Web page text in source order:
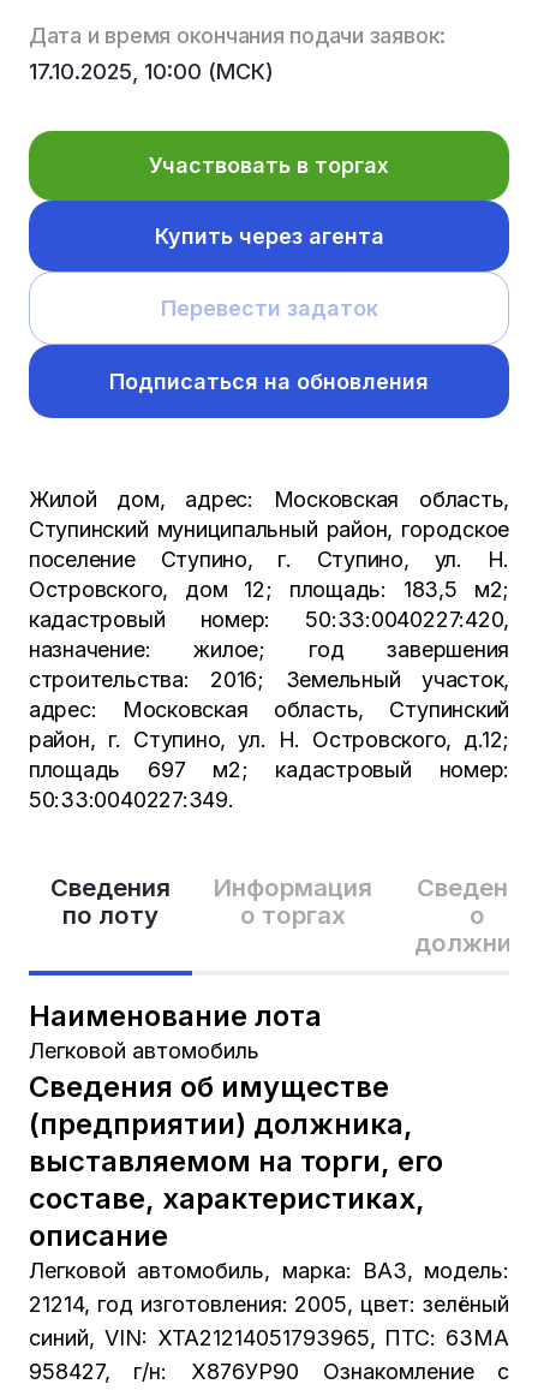
Сведения
по лоту
Информация
о торгах
Сведения
о
Наименование лота
Легковой автомобиль
Сведения об имуществе
(предприятии) должника,
выставляемом на торги, его
составе, характеристиках,
описание
Легковой автомобиль, марка: ВАЗ, модель:
21214, год изготовления: 2005, цвет: зелёный
синий, VIN: ХТА21214051793965, ПТС: 63МА
958427, г/н: Х876УР90 Ознакомление с
Дата и время окончания подачи заявок:
17.10.2025, 10:00 (МСК)
Участвовать в торгах
Купить через агента
Перевести задаток
Подписаться на обновления
Жилой дом, адрес: Московская область,
Ступинский муниципальный район, городское
поселение Ступино, г. Ступино, ул. Н.
Островского, дом 12; площадь: 183,5 м2;
кадастровый номер: 50:33:0040227:420,
назначение: жилое; год завершения
строительства: 2016; Земельный участок,
адрес: Московская область, Ступинский
район, г. Ступино, ул. Н. Островского, д.12;
площадь 697 м2; кадастровый номер:
50:33:0040227:349.